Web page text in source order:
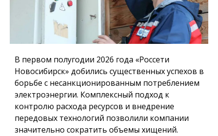
В первом полугодии 2026 года «Россети
Новосибирск» добились существенных успехов в
борьбе с несанкционированным потреблением
электроэнергии. Комплексный подход к
контролю расхода ресурсов и внедрение
передовых технологий позволили компании
значительно сократить объемы хищений.